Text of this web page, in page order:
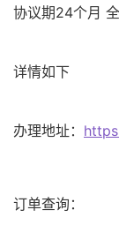
协议期24个月
详情如下
办理地址：
订单查询：